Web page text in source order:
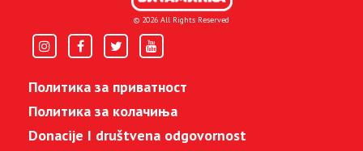
© 2026 All Rights Reserved
Политика за приватност
Политика за колачиња
Donacije I društvena odgovornost